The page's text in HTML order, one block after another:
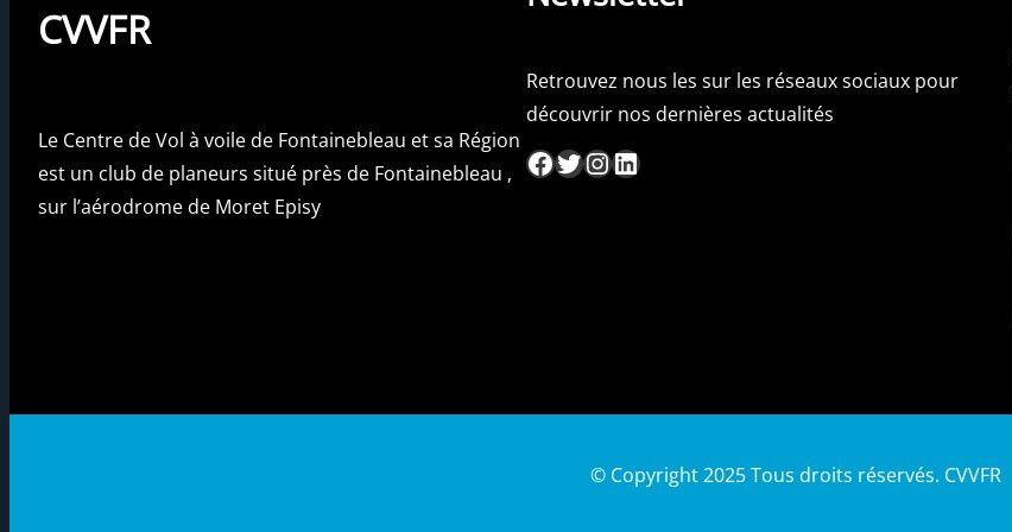
CVVFR
Le Centre de Vol à voile de Fontainebleau et sa Région
est un club de planeurs situé près de Fontainebleau ,
sur l’aérodrome de Moret Episy
Retrouvez nous les sur les réseaux sociaux pour
découvrir nos dernières actualités
Facebook Twitter InstagramLinkedIn
© Copyright 2025 Tous droits réservés. CVVFR